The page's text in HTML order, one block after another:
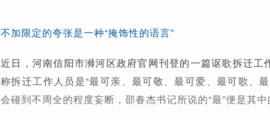
不加限定的夸张是一种“掩饰性的语言”
近日，河南信阳市浉河区政府官网刊登的一篇讴歌拆迁工
称拆迁工作人员是“最可亲、最可敬、最可爱、最可歌、
会碰到不周全的程度妄断，邵春杰书记所说的“最”便是其中